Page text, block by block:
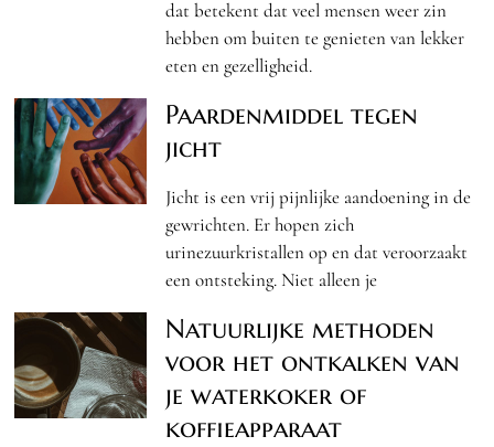
dat betekent dat veel mensen weer zin
hebben om buiten te genieten van lekker
eten en gezelligheid.
Paardenmiddel tegen
jicht
Jicht is een vrij pijnlijke aandoening in de
gewrichten. Er hopen zich
urinezuurkristallen op en dat veroorzaakt
een ontsteking. Niet alleen je
Natuurlijke methoden
voor het ontkalken van
je waterkoker of
koffieapparaat